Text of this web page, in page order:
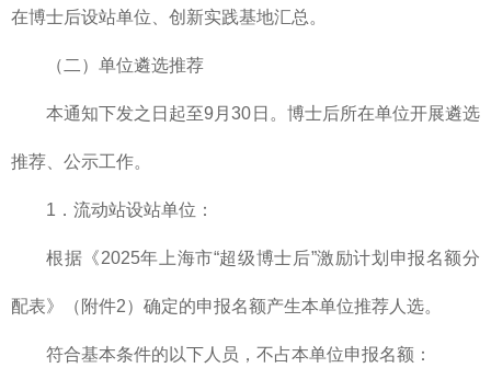
在博士后设站单位、创新实践基地汇总。
（二）单位遴选推荐
本通知下发之日起至9月30日。博士后所在单位开展遴选
推荐、公示工作。
1．流动站设站单位：
根据《2025年上海市“超级博士后”激励计划申报名额分
配表》（附件2）确定的申报名额产生本单位推荐人选。
符合基本条件的以下人员，不占本单位申报名额：